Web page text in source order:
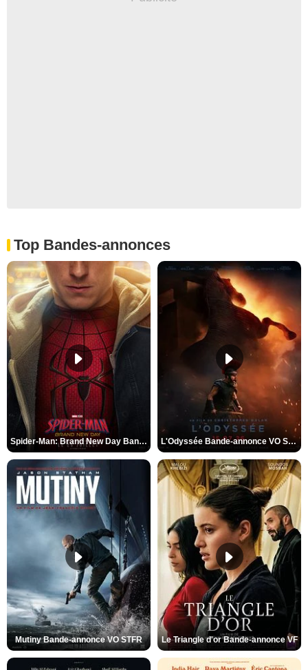
Top Bandes-annonces
Spider-Man: Brand New Day Bande-annonce VO STFR L'Odyssée Bande-annonce VO STFR
Mutiny Bande-annonce VO STFR Le Triangle d'or Bande-annonce VF